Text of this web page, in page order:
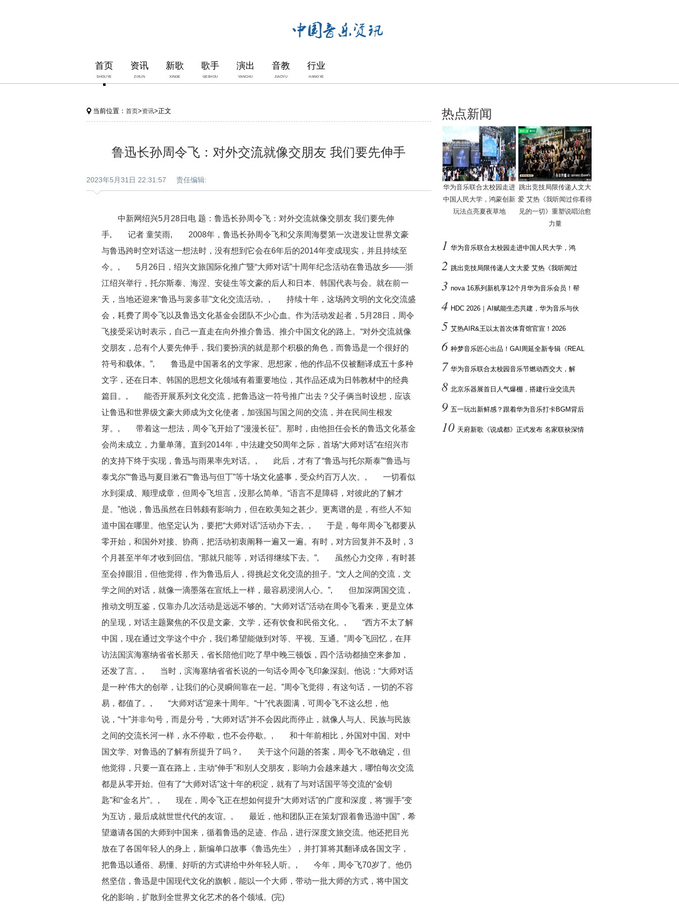
首页
SHOUYE
资讯
ZIXUN
新歌
XINGE
歌手
GESHOU
演出
YANCHU
音教
JIAOYU
行业
HANGYE
当前位置： 首页>资讯>正文
鲁迅长孙周令飞：对外交流就像交朋友 我们要先伸手
2023年5月31日 22:31:57 责任编辑:
中新网绍兴5月28日电 题：鲁迅长孙周令飞：对外交流就像交朋友 我们要先伸
手, 记者 童笑雨, 2008年，鲁迅长孙周令飞和父亲周海婴第一次迸发让世界文豪
与鲁迅跨时空对话这一想法时，没有想到它会在6年后的2014年变成现实，并且持续至
今。, 5月26日，绍兴文旅国际化推广暨“大师对话”十周年纪念活动在鲁迅故乡——浙
江绍兴举行，托尔斯泰、海涅、安徒生等文豪的后人和日本、韩国代表与会。就在前一
天，当地还迎来“鲁迅与裴多菲”文化交流活动。, 持续十年，这场跨文明的文化交流盛
会，耗费了周令飞以及鲁迅文化基金会团队不少心血。作为活动发起者，5月28日，周令
飞接受采访时表示，自己一直走在向外推介鲁迅、推介中国文化的路上。“对外交流就像
交朋友，总有个人要先伸手，我们要扮演的就是那个积极的角色，而鲁迅是一个很好的
符号和载体。”, 鲁迅是中国著名的文学家、思想家，他的作品不仅被翻译成五十多种
文字，还在日本、韩国的思想文化领域有着重要地位，其作品还成为日韩教材中的经典
篇目。, 能否开展系列文化交流，把鲁迅这一符号推广出去？父子俩当时设想，应该
让鲁迅和世界级文豪大师成为文化使者，加强国与国之间的交流，并在民间生根发
芽。, 带着这一想法，周令飞开始了“漫漫长征”。那时，由他担任会长的鲁迅文化基金
会尚未成立，力量单薄。直到2014年，中法建交50周年之际，首场“大师对话”在绍兴市
的支持下终于实现，鲁迅与雨果率先对话。, 此后，才有了“鲁迅与托尔斯泰”“鲁迅与
泰戈尔”“鲁迅与夏目漱石”“鲁迅与但丁”等十场文化盛事，受众约百万人次。, 一切看似
水到渠成、顺理成章，但周令飞坦言，没那么简单。“语言不是障碍，对彼此的了解才
是。”他说，鲁迅虽然在日韩颇有影响力，但在欧美知之甚少。更离谱的是，有些人不知
道中国在哪里。他坚定认为，要把“大师对话”活动办下去。, 于是，每年周令飞都要从
零开始，和国外对接、协商，把活动初衷阐释一遍又一遍。有时，对方回复并不及时，3
个月甚至半年才收到回信。“那就只能等，对话得继续下去。”, 虽然心力交瘁，有时甚
至会掉眼泪，但他觉得，作为鲁迅后人，得挑起文化交流的担子。“文人之间的交流，文
学之间的对话，就像一滴墨落在宣纸上一样，最容易浸润人心。”, 但加深两国交流，
推动文明互鉴，仅靠办几次活动是远远不够的。“大师对话”活动在周令飞看来，更是立体
的呈现，对话主题聚焦的不仅是文豪、文学，还有饮食和民俗文化。, “西方不太了解
中国，现在通过文学这个中介，我们希望能做到对等、平视、互通。”周令飞回忆，在拜
访法国滨海塞纳省省长那天，省长陪他们吃了早中晚三顿饭，四个活动都抽空来参加，
还发了言。, 当时，滨海塞纳省省长说的一句话令周令飞印象深刻。他说：“大师对话
是一种‘伟大的创举，让我们的心灵瞬间靠在一起。”周令飞觉得，有这句话，一切的不容
易，都值了。, “大师对话”迎来十周年。“十”代表圆满，可周令飞不这么想，他
说，“十”并非句号，而是分号，“大师对话”并不会因此而停止，就像人与人、民族与民族
之间的交流长河一样，永不停歇，也不会停歇。, 和十年前相比，外国对中国、对中
国文学、对鲁迅的了解有所提升了吗？, 关于这个问题的答案，周令飞不敢确定，但
他觉得，只要一直在路上，主动“伸手”和别人交朋友，影响力会越来越大，哪怕每次交流
都是从零开始。但有了“大师对话”这十年的积淀，就有了与对话国平等交流的“金钥
匙”和“金名片”。, 现在，周令飞正在想如何提升“大师对话”的广度和深度，将“握手”变
为互访，最后成就世世代代的友谊。, 最近，他和团队正在策划“跟着鲁迅游中国”，希
望邀请各国的大师到中国来，循着鲁迅的足迹、作品，进行深度文旅交流。他还把目光
放在了各国年轻人的身上，新编单口故事《鲁迅先生》，并打算将其翻译成各国文字，
把鲁迅以通俗、易懂、好听的方式讲给中外年轻人听。, 今年，周令飞70岁了。他仍
然坚信，鲁迅是中国现代文化的旗帜，能以一个大师，带动一批大师的方式，将中国文
化的影响，扩散到全世界文化艺术的各个领域。(完)
热点新闻
华为音乐联合太校园走进
中国人民大学，鸿蒙创新
玩法点亮夏夜草地
跳出竞技局限传递人文大
爱 艾热《我听闻过你看得
见的一切》重塑说唱治愈
力量
1 华为音乐联合太校园走进中国人民大学，鸿
2 跳出竞技局限传递人文大爱 艾热《我听闻过
3 nova 16系列新机享12个月华为音乐会员！帮
4 HDC 2026｜AI赋能生态共建，华为音乐与伙
5 艾热AIR&王以太首次体育馆官宣！2026
6 种梦音乐匠心出品！GAI周延全新专辑《REAL
7 华为音乐联合太校园音乐节燃动西交大，解
8 北京乐器展首日人气爆棚，搭建行业交流共
9 五一玩出新鲜感？跟着华为音乐打卡BGM背后
10 天府新歌《说成都》正式发布 名家联袂深情